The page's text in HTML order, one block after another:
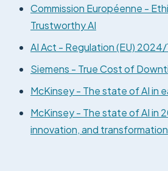
Commission Européenne -
Trustworthy AI
AI Act - Regulation (EU) 2024/
Siemens - True Cost of
McKinsey - The state of AI in
McKinsey - The state of AI in
innovation, and transformation